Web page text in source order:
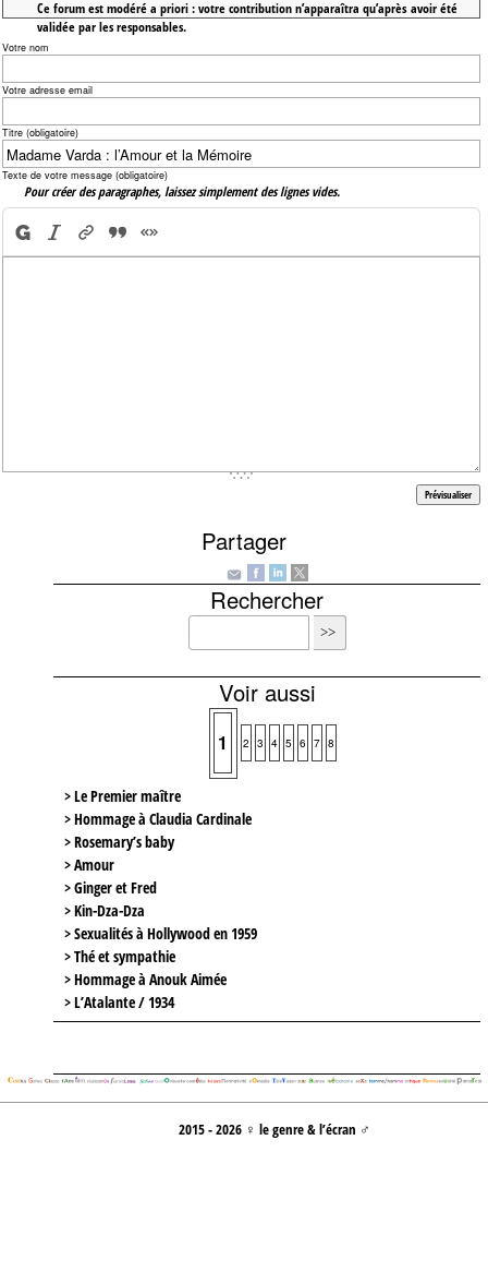
Ce forum est modéré a priori : votre contribution n’apparaîtra qu’après avoir été
validée par les responsables.
Votre nom
Votre adresse email
Titre (obligatoire)
Texte de votre message (obligatoire)
Pour créer des paragraphes, laissez simplement des lignes vides.
Partager
Rechercher
Voir aussi
1 2 3 4 5 6 7 8
> Le Premier maître
> Hommage à Claudia Cardinale
> Rosemary’s baby
> Amour
> Ginger et Fred
> Kin-Dza-Dza
> Sexualités à Hollywood en 1959
> Thé et sympathie
> Hommage à Anouk Aimée
> L’Atalante / 1934
2015 - 2026 ♀ le genre & l’écran ♂